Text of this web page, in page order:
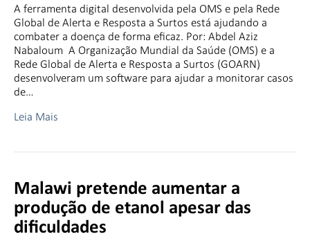
A ferramenta digital desenvolvida pela OMS e pela Rede
Global de Alerta e Resposta a Surtos está ajudando a
combater a doença de forma eficaz. Por: Abdel Aziz
Nabaloum A Organização Mundial da Saúde (OMS) e a
Rede Global de Alerta e Resposta a Surtos (GOARN)
desenvolveram um software para ajudar a monitorar casos
de…
Leia Mais
Malawi pretende aumentar a
produção de etanol apesar das
dificuldades